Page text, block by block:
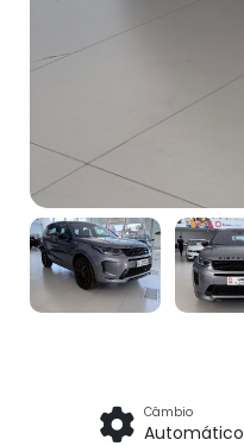
Câmbio
Automático